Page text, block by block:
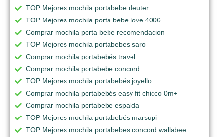
TOP Mejores mochila portabebe deuter
TOP Mejores mochila porta bebe love 4006
Comprar mochila porta bebe recomendacion
TOP Mejores mochila portabebes saro
Comprar mochila portabebés travel
Comprar mochila portabebe concord
TOP Mejores mochila portabebés joyello
Comprar mochila portabebés easy fit chicco 0m+
Comprar mochila portabebe espalda
TOP Mejores mochila portabebés marsupi
TOP Mejores mochila portabebes concord wallabee